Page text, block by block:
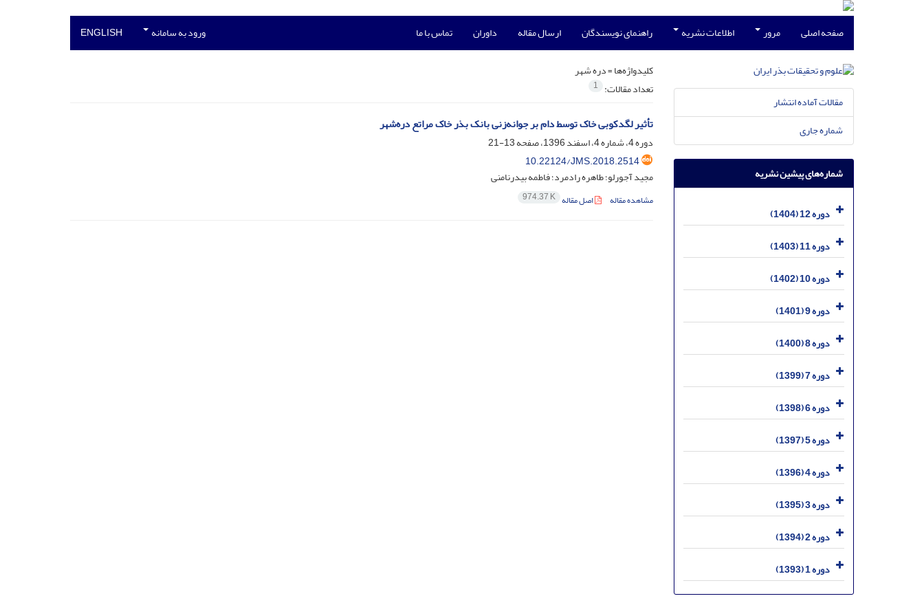
صفحه اصلی مرور اطلاعات نشریه راهنمای نویسندگان ارسال مقاله داوران تماس با ما ورود به سامانه ENGLISH
کلیدواژه‌ها =دره شهر
تعداد مقالات: 1
تأثیر لگدکوبی خاک توسط دام بر جوانه‌زنی بانک بذر خاک مراتع دره‌شهر
دوره 4، شماره 4، اسفند 1396، صفحه
13-21
10.22124/JMS.2018.2514
مجید آجورلو؛ طاهره رادمرد؛ فاطمه بیدرنامنی
مشاهده مقاله اصل مقاله 974.37 K
مقالات آماده انتشار
شماره جاری
شماره‌های پیشین نشریه
دوره 12 (1404)
دوره 11 (1403)
دوره 10 (1402)
دوره 9 (1401)
دوره 8 (1400)
دوره 7 (1399)
دوره 6 (1398)
دوره 5 (1397)
دوره 4 (1396)
دوره 3 (1395)
دوره 2 (1394)
دوره 1 (1393)